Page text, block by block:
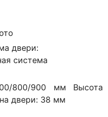
двери:
система
800/900 мм Высота
двери: 38 мм